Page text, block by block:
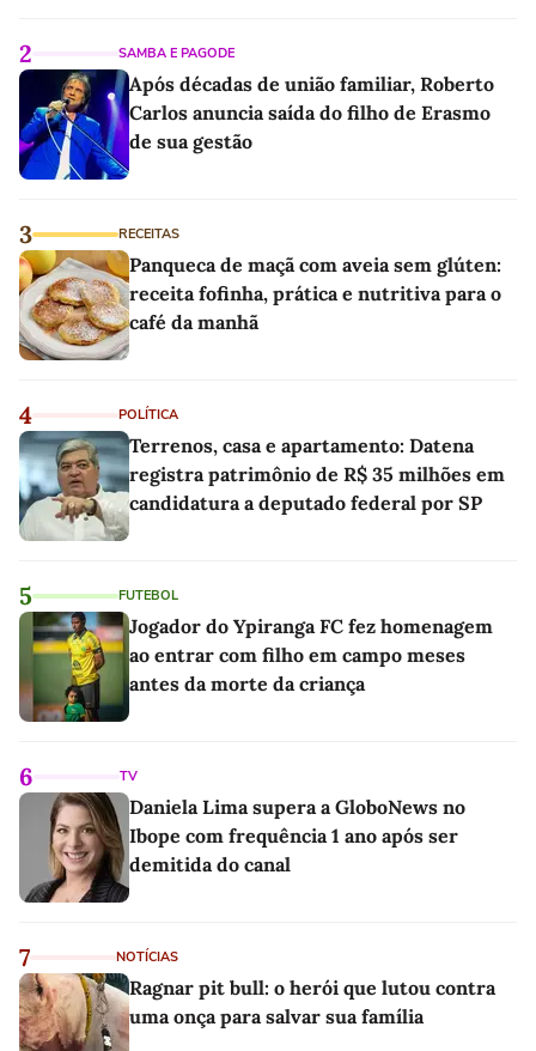
2 SAMBA E PAGODE
Após décadas de união familiar, Roberto
Carlos anuncia saída do filho de Erasmo
de sua gestão
3 RECEITAS
Panqueca de maçã com aveia sem glúten:
receita fofinha, prática e nutritiva para o
café da manhã
4 POLÍTICA
Terrenos, casa e apartamento: Datena
registra patrimônio de R$ 35 milhões em
candidatura a deputado federal por SP
5 FUTEBOL
Jogador do Ypiranga FC fez homenagem
ao entrar com filho em campo meses
antes da morte da criança
6 TV
Daniela Lima supera a GloboNews no
Ibope com frequência 1 ano após ser
demitida do canal
7 NOTÍCIAS
Ragnar pit bull: o herói que lutou contra
uma onça para salvar sua família